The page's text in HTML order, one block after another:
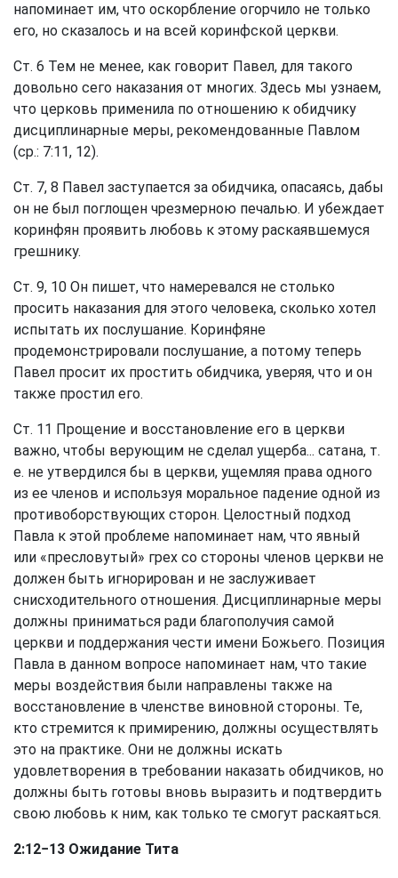
напоминает им, что оскорбление огорчило не только
его, но сказалось и на всей коринфской церкви.
Ст. 6 Тем не менее, как говорит Павел, для такого
довольно сего наказания от многих. Здесь мы узнаем,
что церковь применила по отношению к обидчику
дисциплинарные меры, рекомендованные Павлом
(ср.: 7:11, 12).
Ст. 7, 8 Павел заступается за обидчика, опасаясь, дабы
он не был поглощен чрезмерною печалью. И убеждает
коринфян проявить любовь к этому раскаявшемуся
грешнику.
Ст. 9, 10 Он пишет, что намеревался не столько
просить наказания для этого человека, сколько хотел
испытать их послушание. Коринфяне
продемонстрировали послушание, а потому теперь
Павел просит их простить обидчика, уверяя, что и он
также простил его.
Ст. 11 Прощение и восстановление его в церкви
важно, чтобы верующим не сделал ущерба... сатана, т.
е. не утвердился бы в церкви, ущемляя права одного
из ее членов и используя моральное падение одной из
противоборствующих сторон. Целостный подход
Павла к этой проблеме напоминает нам, что явный
или «пресловутый» грех со стороны членов церкви не
должен быть игнорирован и не заслуживает
снисходительного отношения. Дисциплинарные меры
должны приниматься ради благополучия самой
церкви и поддержания чести имени Божьего. Позиция
Павла в данном вопросе напоминает нам, что такие
меры воздействия были направлены также на
восстановление в членстве виновной стороны. Те,
кто стремится к примирению, должны осуществлять
это на практике. Они не должны искать
удовлетворения в требовании наказать обидчиков, но
должны быть готовы вновь выразить и подтвердить
свою любовь к ним, как только те смогут раскаяться.
2:12−13 Ожидание Тита